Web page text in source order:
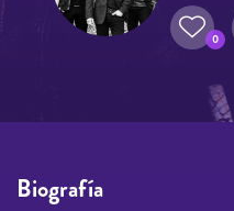
0
Biografía